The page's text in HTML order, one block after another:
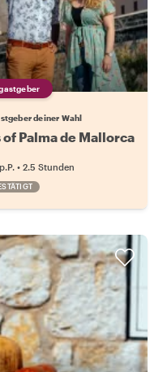
deiner Wahl
Palma de Mallorca
p.P. • 2.5 Stunden